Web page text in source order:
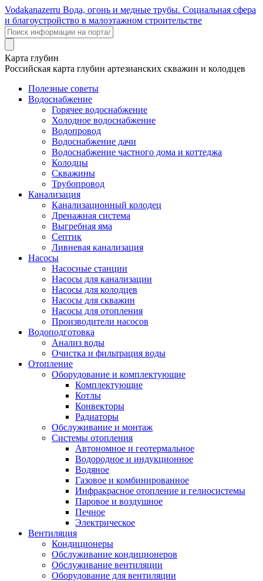
Vodakanazerru Вода, огонь и медные трубы. Социальная сфера
и благоустройство в малоэтажном строительстве
Карта глубин
Российская карта глубин артезианских скважин и колодцев
Полезные советы
Водоснабжение
Горячее водоснабжение
Холодное водоснабжение
Водопровод
Водоснабжение дачи
Водоснабжение частного дома и коттеджа
Колодцы
Скважины
Трубопровод
Канализация
Канализационный колодец
Дренажная система
Выгребная яма
Септик
Ливневая канализация
Насосы
Насосные станции
Насосы для канализации
Насосы для колодцев
Насосы для скважин
Насосы для отопления
Производители насосов
Водоподготовка
Анализ воды
Очистка и фильтрация воды
Отопление
Оборудование и комплектующие
Комплектующие
Котлы
Конвекторы
Радиаторы
Обслуживание и монтаж
Системы отопления
Автономное и геотермальное
Водородное и индукционное
Водяное
Газовое и комбинированное
Инфракрасное отопление и гелиосистемы
Паровое и воздушное
Печное
Электрическое
Вентиляция
Кондиционеры
Обслуживание кондиционеров
Обслуживание вентиляции
Оборудование для вентиляции